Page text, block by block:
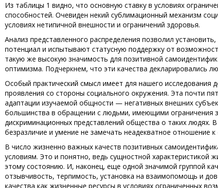
Из таблицы 1 видно, что основную ставку в условиях
способностей. Очевиден некий сублимационный механизм
условиях нетипичной внешности и ограничений здоровья.
Анализ представленного распределения позволил
потенциал и испытывают статусную поддержку от
такую же высокую значимость для позитивной
оптимизма. Подчеркнем, что эти качества декларировались
Особый практический смысл имеет для нашего исследования
проявления со стороны социального окружения. Эта почти
адаптации изучаемой общности — негативных внешних
большинства в обращении с людьми, имеющими ограничения
дискриминационных представлений общества о таких людях.
безразличие и умение не замечать неадекватное отношение
В число жизненно важных качеств позитивных
условиям. Это и понятно, ведь сущностной характеристикой
этому состоянию. И, наконец, еще одной значимой группой
отзывчивость, терпимость, установка на взаимопомощь и
качества как жизненные ресурсы в условиях ограниченных